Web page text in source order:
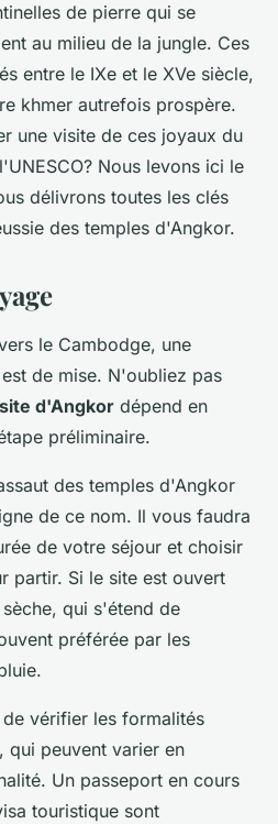
de pierre qui se
au milieu de la jungle. Ces
entre le IXe et le XVe siècle,
khmer autrefois prospère.
une visite de ces joyaux du
Nous levons ici le
délivrons toutes les clés
des temples d'Angkor.
le Cambodge, une
de mise. N'oubliez pas
d'Angkor dépend en
préliminaire.
des temples d'Angkor
de ce nom. Il vous faudra
de votre séjour et choisir
partir. Si le site est ouvert
qui s'étend de
préférée par les
vérifier les formalités
qui peuvent varier en
Un passeport en cours
touristique sont